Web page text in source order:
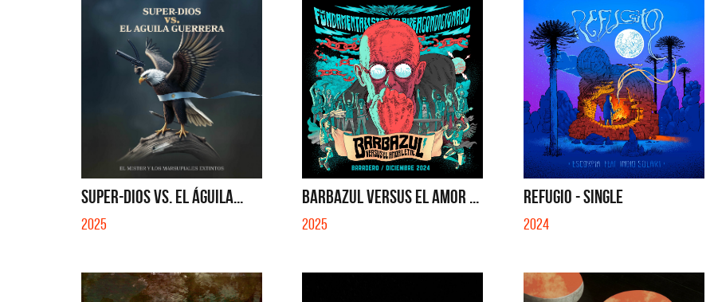
SUPER-DIOS VS. EL ÁGUILA...
2025
BARBAZUL VERSUS EL AMOR ...
2025
REFUGIO - SINGLE
2024